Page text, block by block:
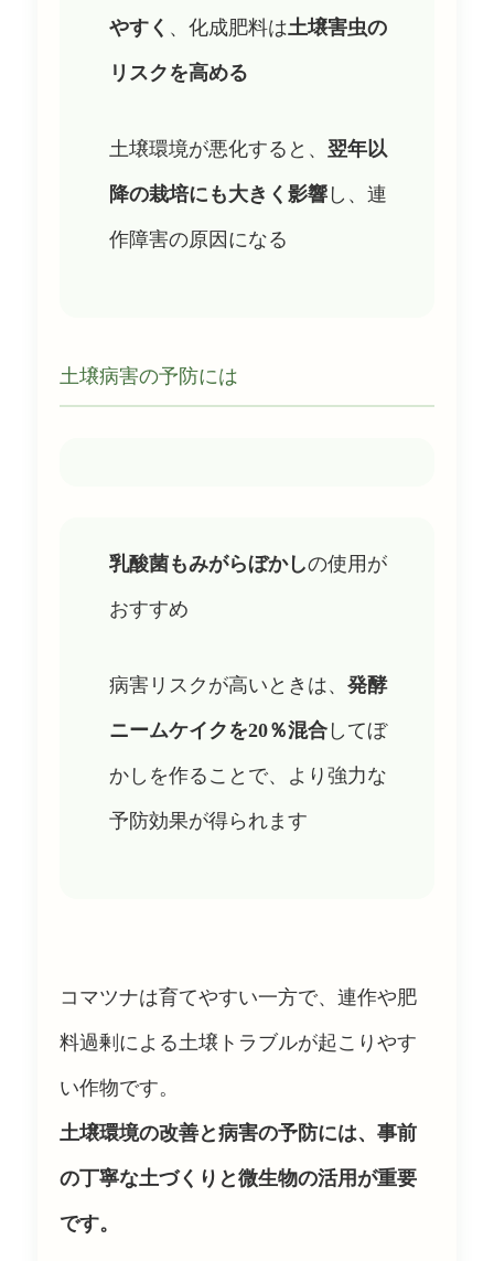
やすく 、化成肥料は土壌害虫の
リスクを高める
土壌環境が悪化すると、 翌年以
降の栽培にも大きく影響 し、連
作障害の原因になる
土壌病害の予防には
乳酸菌もみがらぼかしの使用が
おすすめ
病害リスクが高いときは、 発酵
ニームケイクを20％混合 してぼ
かしを作ることで、より強力な
予防効果が得られます
コマツナは育てやすい一方で、連作や肥
料過剰による土壌トラブルが起こりやす
い作物です。
土壌環境の改善と病害の予防には、事前
の丁寧な土づくりと微生物の活用が重要
です。